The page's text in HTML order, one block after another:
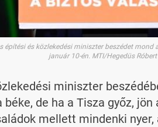
építési és közlekedési miniszter beszédet
január 10-én. MTI/Hegedüs Róbert
miniszter
de ha a Tisza győz,
mellett mindenki